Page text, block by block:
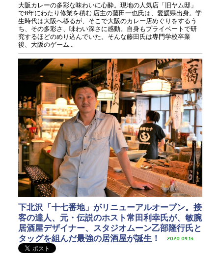
大阪カレーの多彩な味わいに心酔。現地の人気店「旧ヤム邸」
で8年にわたり修業を積む 店主の藤田一也氏は、愛媛県出身。学
生時代は大阪へ移るが、そこで大阪のカレー店めぐりをするう
ち、その多彩さ、味わい深さに感動。自身もプライベートで研
究するほどのめり込んでいた。そんな藤田氏は専門学校卒業
後、大阪のゲーム...
下北沢「十七番地」がリニューアルオープン。接
客の達人、元・伝説のホスト常田利幸氏が、敏腕
居酒屋デザイナー、スタジオムーン乙部隆行氏と
タッグを組んだ最強の居酒屋が誕生！
2020.09.14